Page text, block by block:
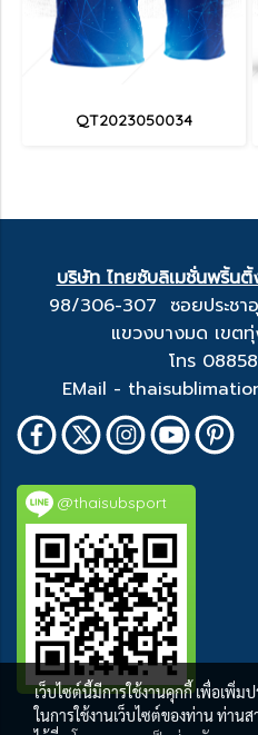
QT2023050034
บริษัท ไทยซับลิเมชั่นพริ้น
98/306-307 ซอยประชา
แขวงบางมด เขต
โทร
EMail -
@thaisubsport
เว็บไซต์นี้มีการใช้งานคุกกี้ เพื่อเพิ่
ในการใช้งานเว็บไซต์ของท่าน ท่าน